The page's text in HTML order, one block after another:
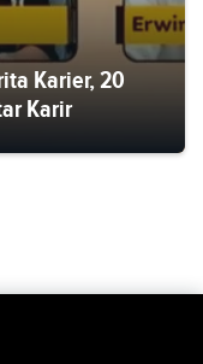
Karier, 20
Karir